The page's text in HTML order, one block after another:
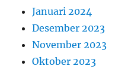
Januari 2024
Desember 2023
November 2023
Oktober 2023